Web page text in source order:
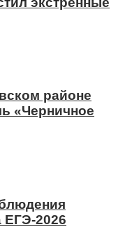
районе
«Черничное
ЕГЭ-2026